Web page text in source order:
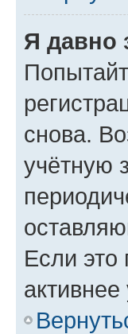
Я давно
снова.
учётную
Если это
активнее